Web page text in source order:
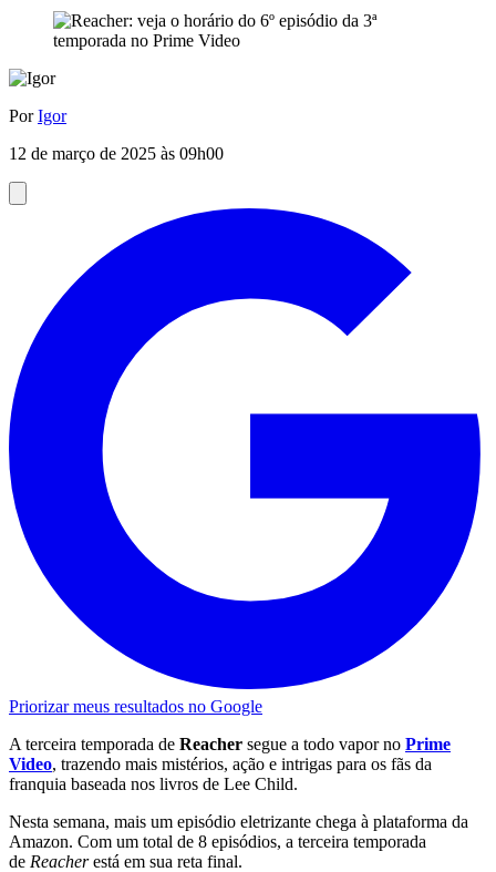
PorIgor
12 de março de 2025 às 09h00
Priorizar meus resultados no Google
A terceira temporada de Reacher segue a todo vapor no Prime
Video, trazendo mais mistérios, ação e intrigas para os fãs da
franquia baseada nos livros de Lee Child.
Nesta semana, mais um episódio eletrizante chega à plataforma da
Amazon. Com um total de 8 episódios, a terceira temporada
de Reacherestá em sua reta final.